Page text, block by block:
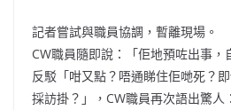
記者嘗試與職員協調，暫離現場。
CW職員隨即說：「佢地預咗出事
反駁「咁又點？唔通睇住佢哋死？
採訪掛？」，CW職員再次語出驚